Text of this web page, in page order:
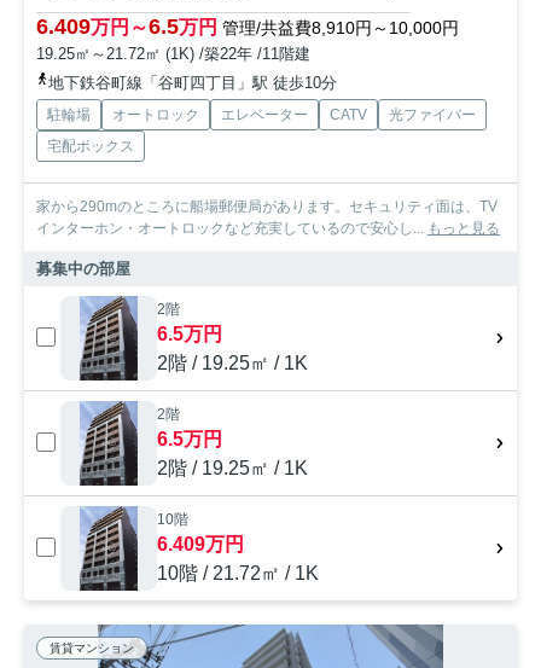
6.409万円～6.5万円 管理/共益費8,910円～10,000円
19.25㎡～21.72㎡ (1K) /築22年 /11階建
地下鉄谷町線「谷町四丁目」駅 徒歩10分
駐輪場 オートロック エレベーター CATV
光ファイバー
宅配ボックス
家から290mのところに船場郵便局があります。セキュリティ面は、TV
インターホン・オートロックなど充実しているので安心し... もっと見る
募集中の部屋
2階
6.5万円
2階 / 19.25㎡ / 1K
2階
6.5万円
2階 / 19.25㎡ / 1K
10階
6.409万円
10階 / 21.72㎡ / 1K
賃貸マンション